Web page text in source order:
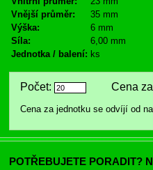
Vnější průměr:
35 mm
Výška:
6 mm
Síla:
6,00 mm
Jednotka / balení: ks
Počet: Cena za
Cena za jednotku se odvíjí od
POTŘEBUJETE PORADIT?